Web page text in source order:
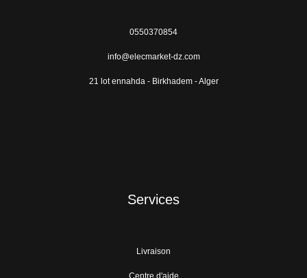
0550370854
info@elecmarket-dz.com
21 lot ennahda - Birkhadem - Alger
Services
Livraison
Centre d'aide